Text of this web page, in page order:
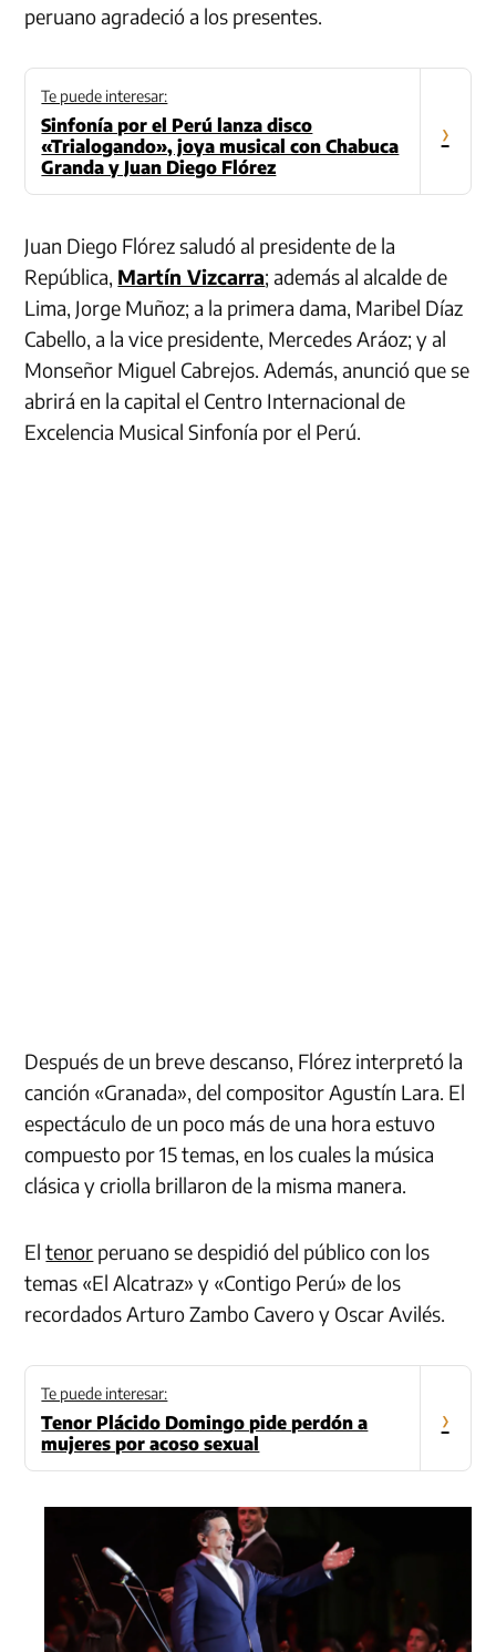
peruano agradeció a los presentes.
Te puede interesar:
Sinfonía por el Perú lanza disco
«Trialogando», joya musical con Chabuca
Granda y Juan Diego Flórez
›
Juan Diego Flórez saludó al presidente de la
República, Martín Vizcarra; además al alcalde de
Lima, Jorge Muñoz; a la primera dama, Maribel Díaz
Cabello, a la vice presidente, Mercedes Aráoz; y al
Monseñor Miguel Cabrejos. Además, anunció que se
abrirá en la capital el Centro Internacional de
Excelencia Musical Sinfonía por el Perú.
Después de un breve descanso, Flórez interpretó la
canción «Granada», del compositor Agustín Lara. El
espectáculo de un poco más de una hora estuvo
compuesto por 15 temas, en los cuales la música
clásica y criolla brillaron de la misma manera.
Eltenor peruano se despidió del público con los
temas «El Alcatraz» y «Contigo Perú» de los
recordados Arturo Zambo Cavero y Oscar Avilés.
Te puede interesar:
Tenor Plácido Domingo pide perdón a
mujeres por acoso sexual
›